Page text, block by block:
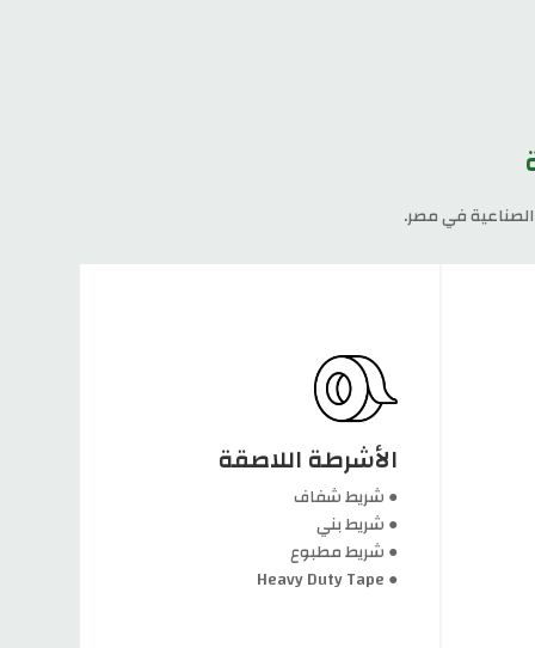
الأشرطة اللاصقة
● شريط شفاف
● شريط بني
● شريط مطبوع
● Heavy Duty Tape
الأشرطة اللاصقة
● شريط شفاف
● شريط بني
● شريط مطبوع